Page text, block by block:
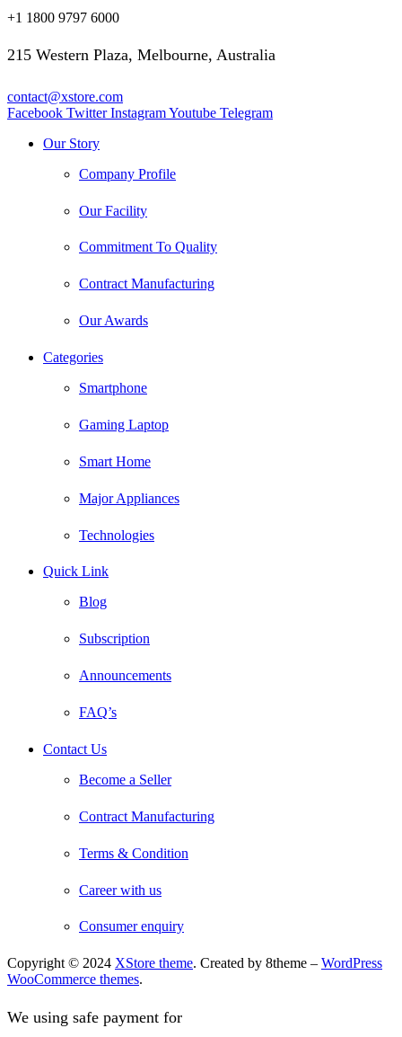
+1 1800 9797 6000
215 Western Plaza, Melbourne, Australia
contact@xstore.com
Facebook Twitter InstagramYoutube Telegram
Our Story
Company Profile
Our Facility
Commitment To Quality
Contract Manufacturing
Our Awards
Categories
Smartphone
Gaming Laptop
Smart Home
Major Appliances
Technologies
Quick Link
Blog
Subscription
Announcements
FAQ’s
Contact Us
Become a Seller
Contract Manufacturing
Terms & Condition
Career with us
Consumer enquiry
Copyright © 2024 XStore theme. Created by 8theme – WordPress
WooCommerce themes.
We using safe payment for